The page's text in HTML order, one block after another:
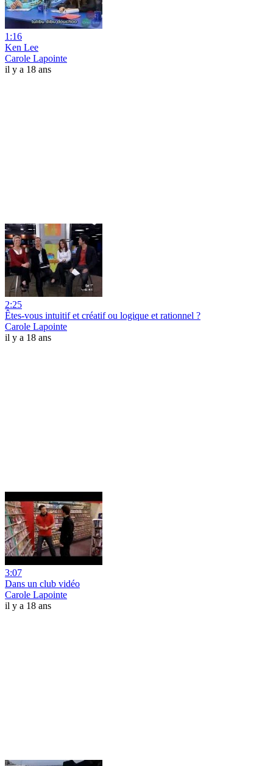
1:16
Ken Lee
Carole Lapointe
il y a 18 ans
2:25
Êtes-vous intuitif et créatif ou logique et rationnel ?
Carole Lapointe
il y a 18 ans
3:07
Dans un club vidéo
Carole Lapointe
il y a 18 ans